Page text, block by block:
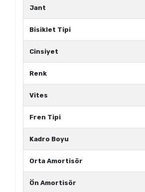
Jant
Bisiklet Tipi
Cinsiyet
Renk
Vites
Fren Tipi
Kadro Boyu
Orta Amortisör
Ön Amortisör